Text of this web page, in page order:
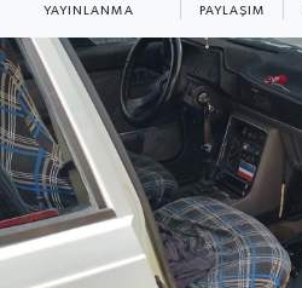
YAYINLANMA PAYLAŞIM